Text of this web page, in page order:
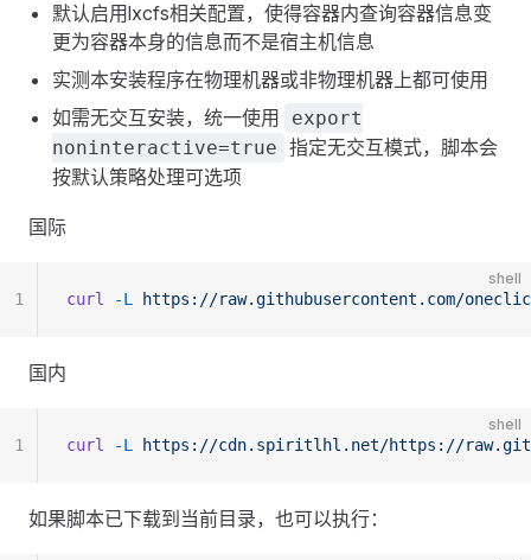
默认启用lxcfs相关配置，使得容器内查询容器信息变
更为容器本身的信息而不是宿主机信息
实测本安装程序在物理机器或非物理机器上都可使用
如需无交互安装，统一使用
export
noninteractive=true 指定无交互模式，脚本会
按默认策略处理可选项
国际
shell
curl -L https://raw.githubusercontent.com/
1
国内
shell
curl -L https://cdn.spiritlhl.net/https://
1
如果脚本已下载到当前目录，也可以执行：